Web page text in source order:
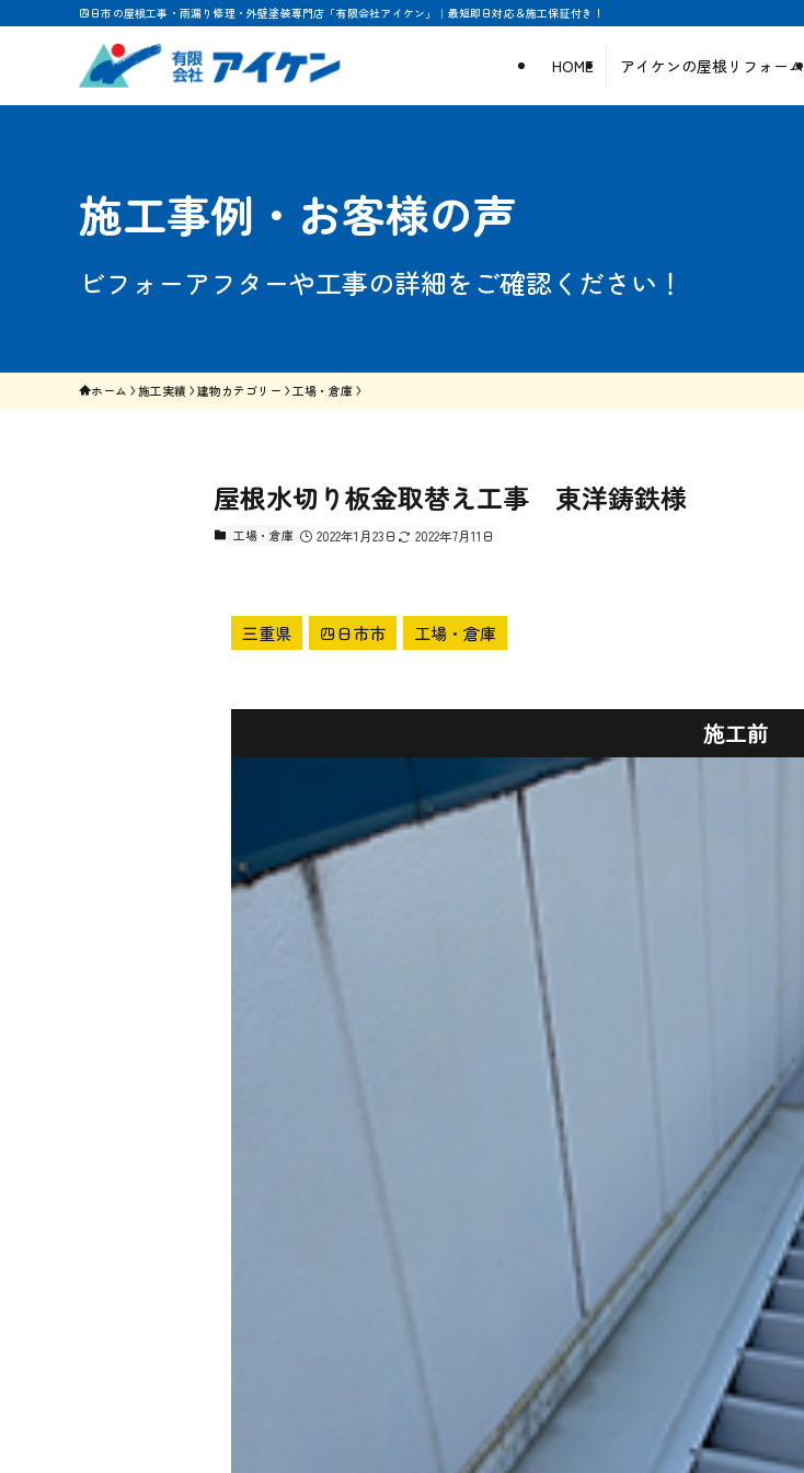
四日市の屋根工事・雨漏り修理・外壁塗装専門店「有限会社アイケン」｜最短即日対応＆施工保証付き！
HOME アイケンの屋根リフォーム
施工事例・お客様の声
ビフォーアフターや工事の詳細をご確認ください！
ホーム 施工実績 建物カテゴリー 工場・倉庫
屋根水切り板金取替え工事 東洋鋳鉄様
工場・倉庫 2022年1月23日 2022年7月11日
三重県 四日市市 工場・倉庫
施工前